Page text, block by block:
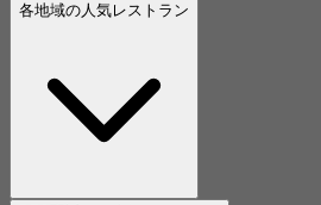
各地域の人気レストラン